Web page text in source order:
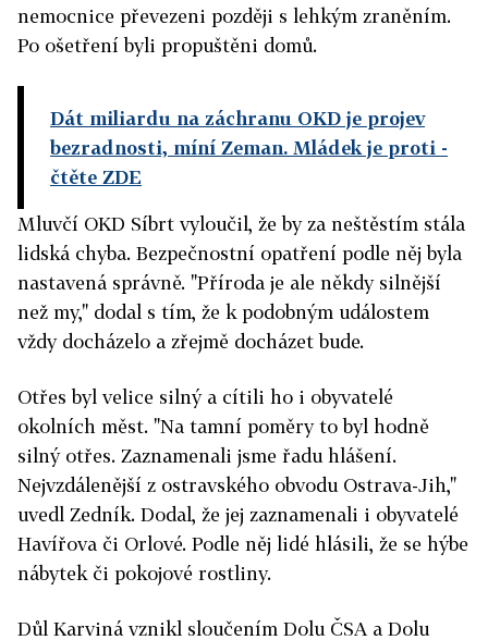
nemocnice převezeni později s lehkým zraněním.
Po ošetření byli propuštěni domů.
Dát miliardu na záchranu OKD je projev
bezradnosti, míní Zeman. Mládek je proti -
čtěte ZDE
Mluvčí OKD Síbrt vyloučil, že by za neštěstím stála
lidská chyba. Bezpečnostní opatření podle něj byla
nastavená správně. "Příroda je ale někdy silnější
než my," dodal s tím, že k podobným událostem
vždy docházelo a zřejmě docházet bude.
Otřes byl velice silný a cítili ho i obyvatelé
okolních měst. "Na tamní poměry to byl hodně
silný otřes. Zaznamenali jsme řadu hlášení.
Nejvzdálenější z ostravského obvodu Ostrava-Jih,"
uvedl Zedník. Dodal, že jej zaznamenali i obyvatelé
Havířova či Orlové. Podle něj lidé hlásili, že se hýbe
nábytek či pokojové rostliny.
Důl Karviná vznikl sloučením Dolu ČSA a Dolu